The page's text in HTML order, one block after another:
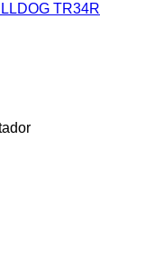
TR34R